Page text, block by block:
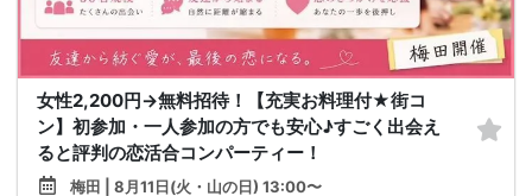
女性2,200円→無料招待！【充実お料理付★街コ
ン】初参加・一人参加の方でも安心♪すごく出会え
ると評判の恋活合コンパーティー！
梅田 | 8月11日(火・山の日) 13:00〜